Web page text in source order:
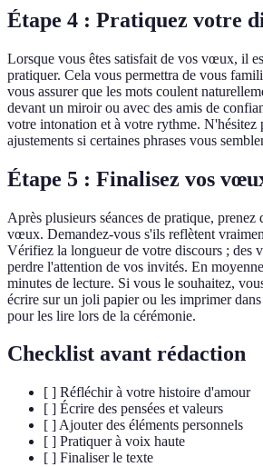
Étape 4 : Pratiquez votre
Lorsque vous êtes satisfait de vos vœux, il
pratiquer. Cela vous permettra de vous
vous assurer que les mots coulent
devant un miroir ou avec des amis de
votre intonation et à votre rythme. N'hésitez
ajustements si certaines phrases vous
Étape 5 : Finalisez vos
Après plusieurs séances de pratique, prenez
vœux. Demandez-vous s'ils reflètent
Vérifiez la longueur de votre discours ; des
perdre l'attention de vos invités. En
minutes de lecture. Si vous le souhaitez,
écrire sur un joli papier ou les imprimer
pour les lire lors de la cérémonie.
Checklist avant rédaction
[ ] Réfléchir à votre histoire d'amour
[ ] Écrire des pensées et valeurs
[ ] Ajouter des éléments personnels
[ ] Pratiquer à voix haute
[ ] Finaliser le texte